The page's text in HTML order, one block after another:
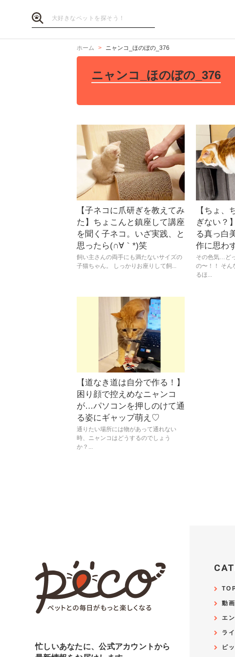
ホーム ニャンコ_ほのぼの_376
ニャンコ_ほのぼの_376
【子ネコに爪研ぎを教えてみ
た】ちょこんと鎮座して講座
を聞く子ネコ。いざ実践、と
思ったら(∩∀｀*)笑
飼い主さんの両手にも満たないサイズの
子猫ちゃん。 しっかりお座りして飼...
【ちょ、
ぎない？
る真っ白
作に思わ
その色気…ど
の〜！！ そん
るほ...
【道なき道は自分で作る！】
困り顔で控えめなニャンコ
が…パソコンを押しのけて通
る姿にギャップ萌え♡
通りたい場所には物があって通れない
時、ニャンコはどうするのでしょう
か？...
忙しいあなたに、公式アカウントから
動画
エ
ラ
ピ